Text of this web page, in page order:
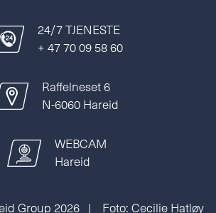
24/7 TJENESTE
+ 47 70 09 58 60
Raffelneset 6
N-6060 Hareid
WEBCAM
Hareid
Group 2026 | Foto: Cecilie Hatløy